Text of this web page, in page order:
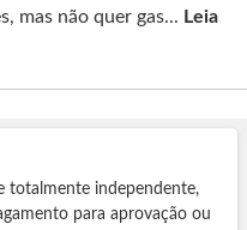
mas não quer gas... Leia
totalmente independente,
para aprovação ou